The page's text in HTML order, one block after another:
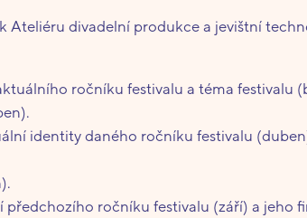
Ateliéru divadelní produkce a jevištní
ročníku festivalu a téma festivalu
identity daného ročníku festivalu
předchozího ročníku festivalu (září) a